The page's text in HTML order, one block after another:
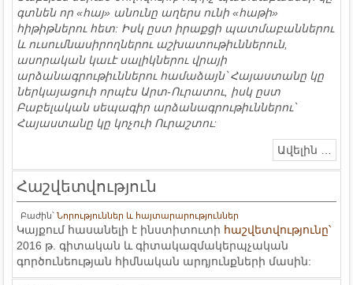
գտնեն որ «հայ» անունը աղերս ունի «հաթի»
հիթիթներու հետ: Իսկ ըստ իրաքցի պատմաբաններու
և ուսումնասիրողներու աշխատութիւններուն,
ասորական կաւէ սալիկներու վրայի
արձանագրութիւններու համաձայն՝ Հայաստանը կը
ներկայացուի որպէս Արտ-Ուրատու, իսկ ըստ
Բաբելական սեպագիր արձանագրութիւններու՝
Հայաստանը կը կոչուի Ուրաշտու:
Ավելին …
Հաշվետվություն
Բաժին՝ Նորություններ և հայտարարություններ
Կայքում հասանելի է ինստիտուտի հաշվետվությունը՝
2016 թ. գիտական և գիտակազմակերպչական
գործունեության հիմնական արդյունքների մասին: